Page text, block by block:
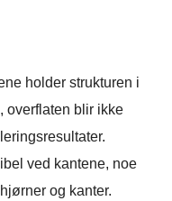
holder strukturen i
overflaten blir ikke
ved kantene, noe
og kanter.